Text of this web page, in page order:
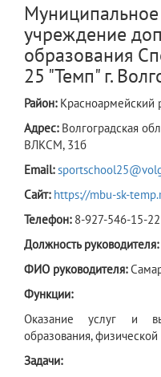
учреждение
образования
25 "Темп" г.
Район: Красноармейский
Адрес: Волгоградская
ВЛКСМ, 31б
Email:
Сайт: https://mbu-sk-
Телефон: 8-927-546-15-22
Должность руководителя:
ФИО руководителя:
Функции:
​Оказание услуг и
образования,
Задачи: